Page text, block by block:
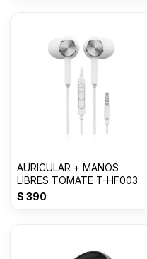
AURICULAR + MANOS
LIBRES TOMATE T-HF003
$ 390